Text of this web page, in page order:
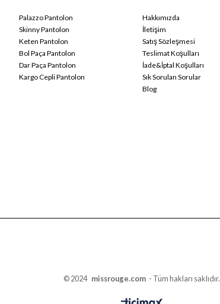
Palazzo Pantolon
Skinny Pantolon
Keten Pantolon
Bol Paça Pantolon
Dar Paça Pantolon
Kargo Cepli Pantolon
Hakkımızda
İletişim
Satış Sözleşmesi
Teslimat Koşulları
İade&İptal Koşulları
Sık Sorulan Sorular
Blog
© 2024 missrouge.com - Tüm hakları saklıdır.